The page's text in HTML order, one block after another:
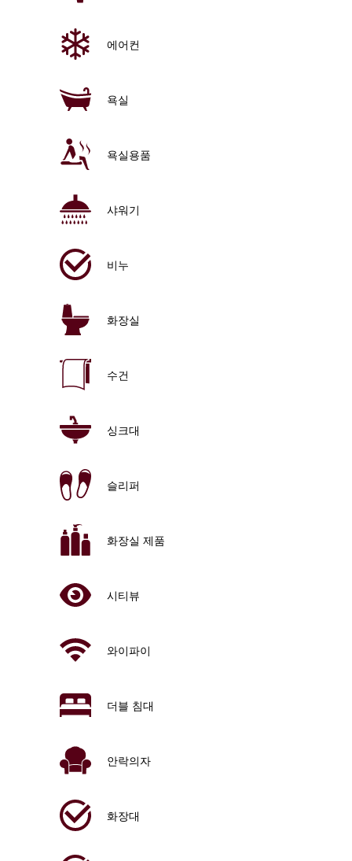
에어컨
욕실
욕실용품
샤워기
비누
화장실
수건
싱크대
슬리퍼
화장실 제품
시티뷰
와이파이
더블 침대
안락의자
화장대